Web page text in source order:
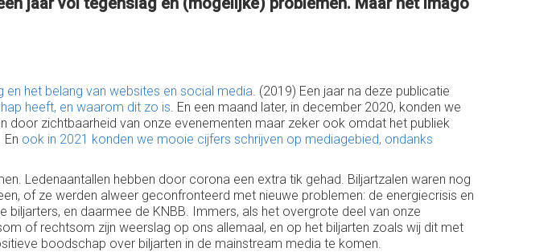
en het belang van websites en social media. (2019) Een jaar na deze publicatie
heeft, en waarom dit zo is. En een maand later, in december 2020, konden we
door zichtbaarheid van onze evenementen maar zeker ook omdat het publiek
ook in 2021 konden we mooie cijfers schrijven op mediagebied, ondanks
Ledenaantallen hebben door corona een extra tik gehad. Biljartzalen waren nog
of ze werden alweer geconfronteerd met nieuwe problemen: de energiecrisis en
en daarmee de KNBB. Immers, als het overgrote deel van onze
of rechtsom zijn weerslag op ons allemaal, en op het biljarten zoals wij dit met
boodschap over biljarten in de mainstream media te komen.